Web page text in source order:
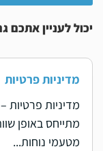
יכול לעניין אתכם
מדיניות פרטיות
מדיניות
מתייחס באופן
מטעמי נוחות...